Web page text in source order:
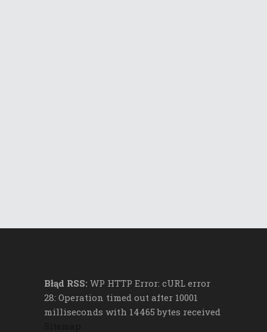
Błąd RSS: WP HTTP Error: cURL error
28: Operation timed out after 10001
milliseconds with 14465 bytes received